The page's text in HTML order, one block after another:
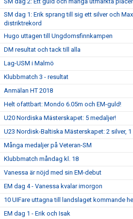
SM dag 1: Erik sprang till sig ett silver och
distriktrekord
Hugo uttagen till Ungdomsfinnkampen
DM resultat och tack till alla
Lag-USM i Malmö
Klubbmatch 3 - resultat
Anmälan HT 2018
Helt ofattbart: Mondo 6.05m och EM-guld!
U20 Nordiska Mästerskapet: 5 medaljer!
U23 Nordisk-Baltiska Mästerskapet: 2 silver,
Många medaljer på Veteran-SM
Klubbmatch måndag kl. 18
Vanessa är nöjd med sin EM-debut
EM dag 4 - Vanessa kvalar imorgon
10 UIFare uttagna till landslaget kommande
EM dag 1 - Erik och Isak